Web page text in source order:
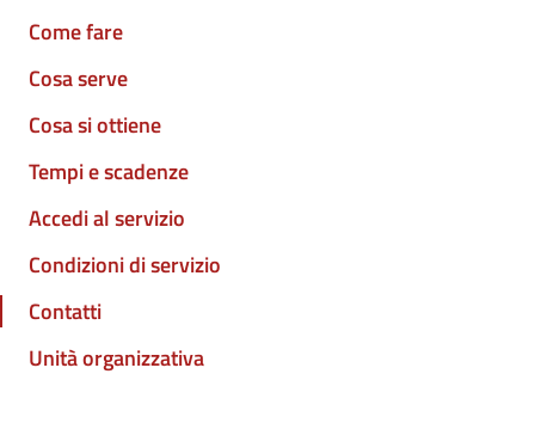
Come fare
Cosa serve
Cosa si ottiene
Tempi e scadenze
Accedi al servizio
Condizioni di servizio
Contatti
Unità organizzativa